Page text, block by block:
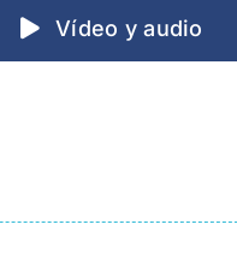
Vídeo y audio